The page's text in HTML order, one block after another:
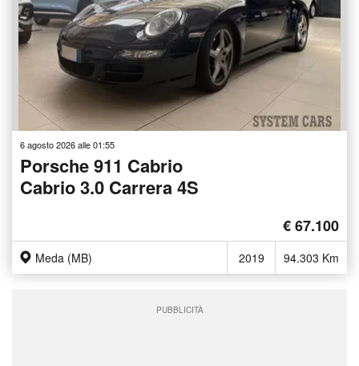
6 agosto 2026 alle 01:55
Porsche 911 Cabrio
Cabrio 3.0 Carrera 4S
€ 67.100
Meda (MB) 2019 94.303 Km
PUBBLICITÀ